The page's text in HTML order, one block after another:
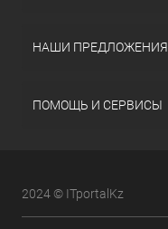
НАШИ ПРЕДЛОЖЕНИЯ
ПОМОЩЬ И СЕРВИСЫ
2024 © ITportalKz